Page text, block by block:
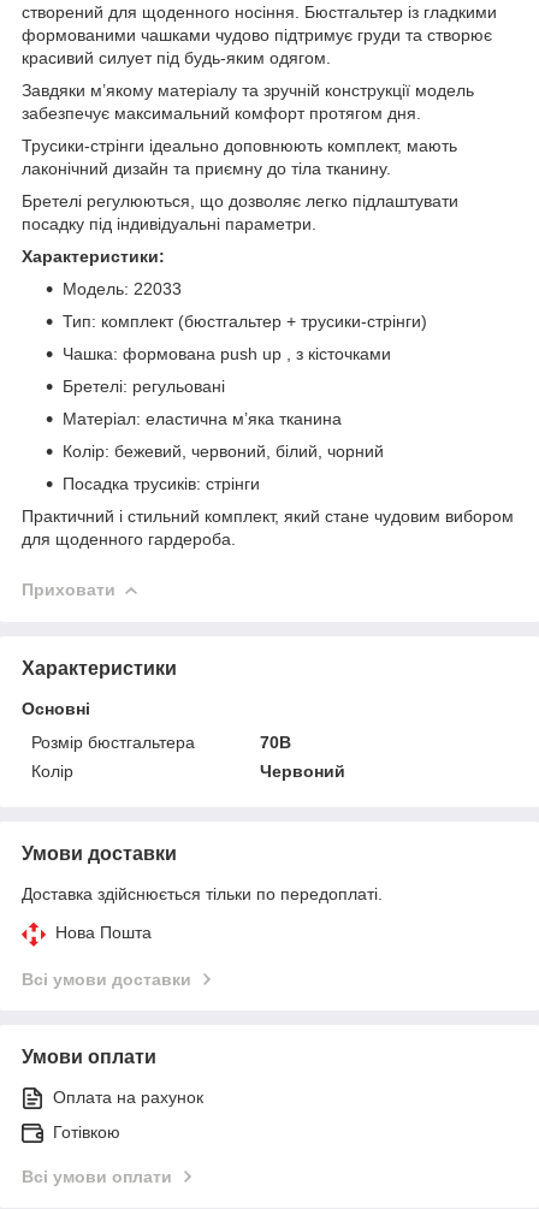
створений для щоденного носіння. Бюстгальтер із гладкими
формованими чашками чудово підтримує груди та створює
красивий силует під будь-яким одягом.
Завдяки м’якому матеріалу та зручній конструкції модель
забезпечує максимальний комфорт протягом дня.
Трусики-стрінги ідеально доповнюють комплект, мають
лаконічний дизайн та приємну до тіла тканину.
Бретелі регулюються, що дозволяє легко підлаштувати
посадку під індивідуальні параметри.
Характеристики:
Модель: 22033
Тип: комплект (бюстгальтер + трусики-стрінги)
Чашка: формована push up , з кісточками
Бретелі: регульовані
Матеріал: еластична м’яка тканина
Колір: бежевий, червоний, білий, чорний
Посадка трусиків: стрінги
Практичний і стильний комплект, який стане чудовим вибором
для щоденного гардероба.
Приховати
Характеристики
Основні
Розмір бюстгальтера
70B
Колір
Червоний
Умови доставки
Доставка здійснюється тільки по передоплаті.
Нова Пошта
Всі умови доставки
Умови оплати
Оплата на рахунок
Готівкою
Всі умови оплати